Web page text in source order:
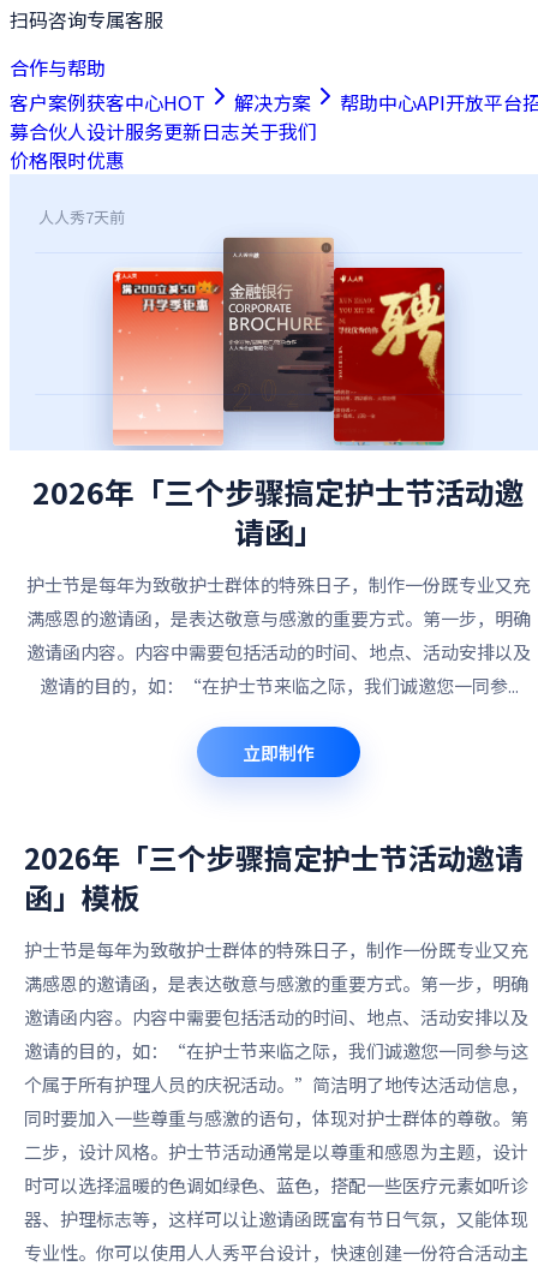
扫码咨询专属客服
合作与帮助
客户案例获客中心HOT 解决方案 帮助中心API开放平台
募合伙人设计服务更新日志关于我们
价格限时优惠
人人秀7天前
2026年「三个步骤搞定护士节活动邀
请函」
护士节是每年为致敬护士群体的特殊日子，制作一份既专业又充
满感恩的邀请函，是表达敬意与感激的重要方式。第一步，明确
邀请函内容。内容中需要包括活动的时间、地点、活动安排以及
邀请的目的，如：“在护士节来临之际，我们诚邀您一同参...
立即制作
2026年「三个步骤搞定护士节活动邀请
函」 模板
护士节是每年为致敬护士群体的特殊日子，制作一份既专业又充
满感恩的邀请函，是表达敬意与感激的重要方式。第一步，明确
邀请函内容。内容中需要包括活动的时间、地点、活动安排以及
邀请的目的，如：“在护士节来临之际，我们诚邀您一同参与这
个属于所有护理人员的庆祝活动。”简洁明了地传达活动信息，
同时要加入一些尊重与感激的语句，体现对护士群体的尊敬。第
二步，设计风格。护士节活动通常是以尊重和感恩为主题，设计
时可以选择温暖的色调如绿色、蓝色，搭配一些医疗元素如听诊
器、护理标志等，这样可以让邀请函既富有节日气氛，又能体现
专业性。你可以使用人人秀平台设计，快速创建一份符合活动主